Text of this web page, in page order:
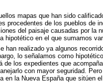
mapas que han sido
procedentes de los pueblos de
del paisaje causadas por la
hipotético en el que sumamos
han realizado ya algunos
lo señalamos como
los expedientes que
con mayor seguridad.
en la Nueva España que sitúen